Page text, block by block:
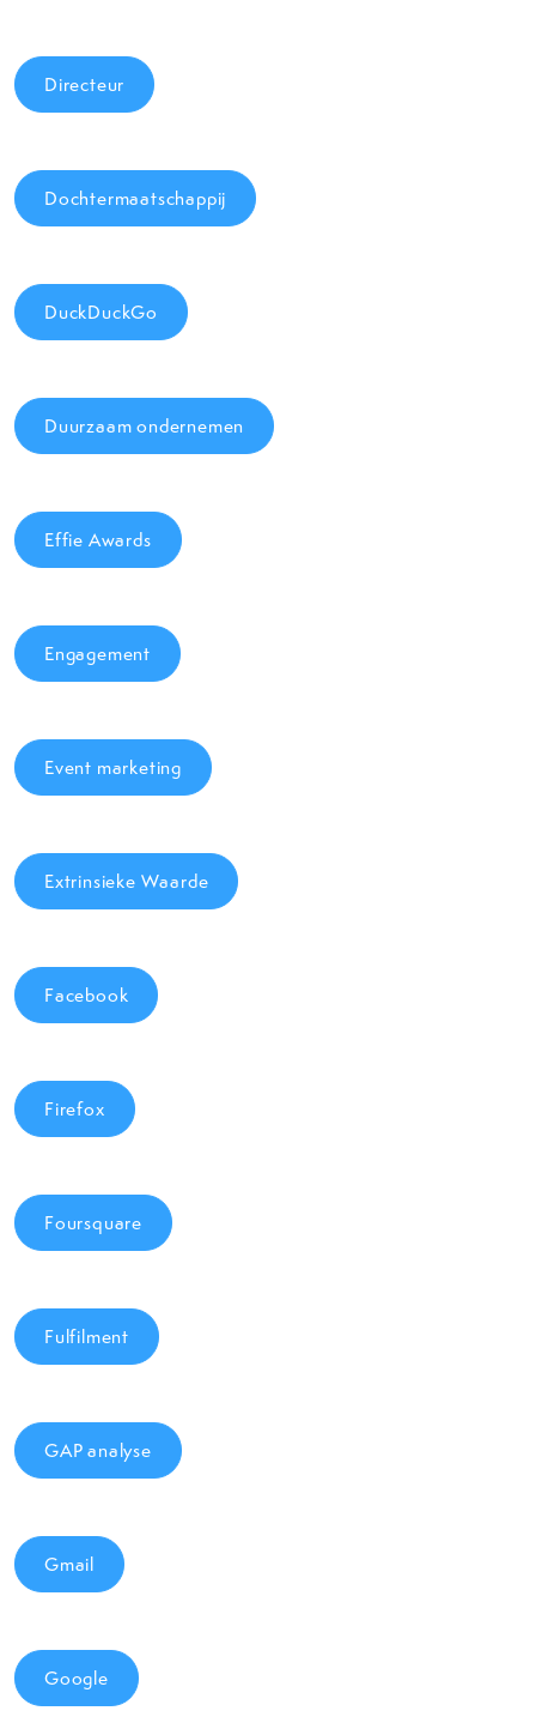
Directeur
Dochtermaatschappij
DuckDuckGo
Duurzaam ondernemen
Effie Awards
Engagement
Event marketing
Extrinsieke Waarde
Facebook
Firefox
Foursquare
Fulfilment
GAP analyse
Gmail
Google